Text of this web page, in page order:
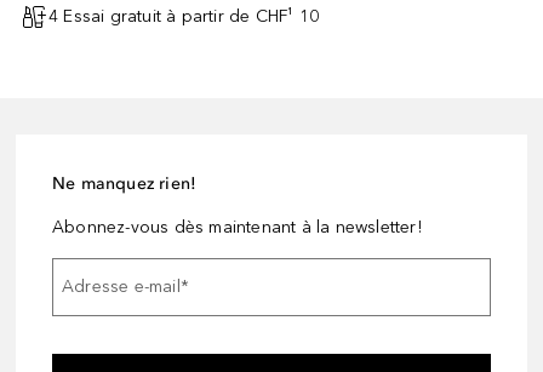
4 Essai gratuit à partir de CHF¹ 10
Ne manquez rien!
Abonnez-vous dès maintenant à la newsletter!
Adresse e-mail*